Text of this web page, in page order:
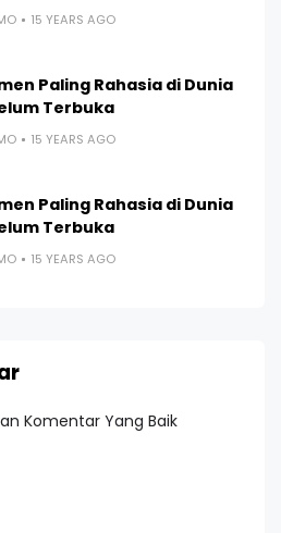
15 YEARS AGO
Paling Rahasia di Dunia
Terbuka
15 YEARS AGO
Paling Rahasia di Dunia
Terbuka
15 YEARS AGO
Komentar Yang Baik